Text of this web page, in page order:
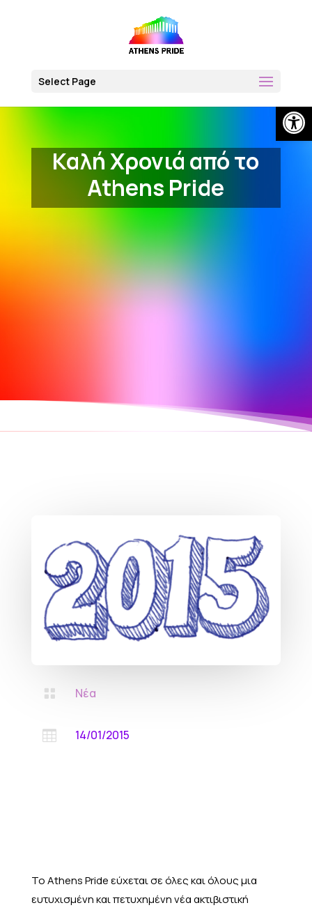
Select Page
Καλή Χρονιά από το
Athens Pride
 Νέα
 14/01/2015
ΤοAthens Prideεύχεται σε όλες και όλους μια
ευτυχισμένη και πετυχημένη νέα ακτιβιστική